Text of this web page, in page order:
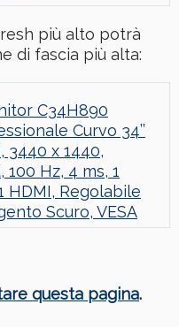
più alto potrà
di fascia più alta:
C34H890
Curvo 34’’
3440 x 1440,
Hz, 4 ms, 1
HDMI, Regolabile
Scuro, VESA
questa pagina.